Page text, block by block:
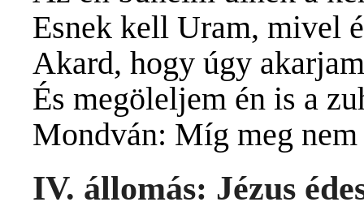
Esnek kell Uram, mivel
Akard, hogy úgy
És megöleljem én is a
Mondván: Míg meg
IV. állomás: Jézus